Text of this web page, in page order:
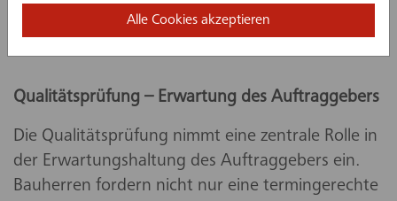
projekterfahren der Auftraggeber ist, der in alle
Entscheidungsprozesse einzubeziehen ist.
Qualitätsprüfung – Erwartung des Auftraggebers
Die Qualitätsprüfung nimmt eine zentrale Rolle in
der Erwartungshaltung des Auftraggebers ein.
Bauherren fordern nicht nur eine termingerechte
Alle Cookies akzeptieren